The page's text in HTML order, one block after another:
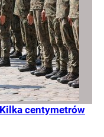
centymetrów